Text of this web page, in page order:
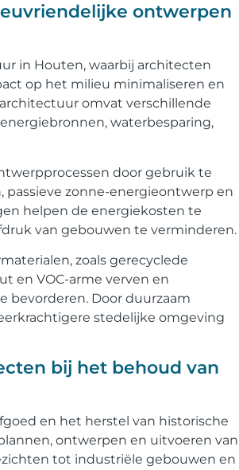
ontwerpen
in Houten, waarbij architecten
op het milieu minimaliseren en
omvat verschillende
waterbesparing,
door gebruik te
passieve zonne-energieontwerp en
helpen de energiekosten te
van gebouwen te verminderen.
zoals gerecyclede
en VOC-arme verven en
bevorderen. Door duurzaam
stedelijke omgeving
bij het behoud van
en het herstel van historische
ontwerpen en uitvoeren van
tot industriële gebouwen en